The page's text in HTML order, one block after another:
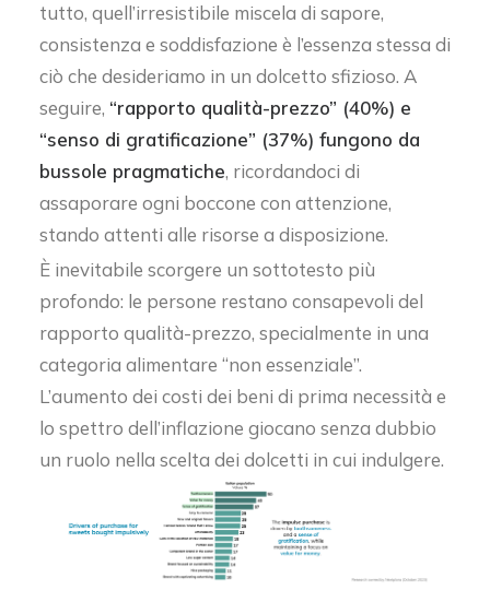
tutto, quell’irresistibile miscela di sapore,
consistenza e soddisfazione è l’essenza stessa di
ciò che desideriamo in un dolcetto sfizioso. A
seguire, “rapporto qualità-prezzo” (40%) e
“senso di gratificazione” (37%) fungono da
bussole pragmatiche, ricordandoci di
assaporare ogni boccone con attenzione,
stando attenti alle risorse a disposizione.
È inevitabile scorgere un sottotesto più
profondo: le persone restano consapevoli del
rapporto qualità-prezzo, specialmente in una
categoria alimentare “non essenziale”.
L’aumento dei costi dei beni di prima necessità e
lo spettro dell’inflazione giocano senza dubbio
un ruolo nella scelta dei dolcetti in cui indulgere.